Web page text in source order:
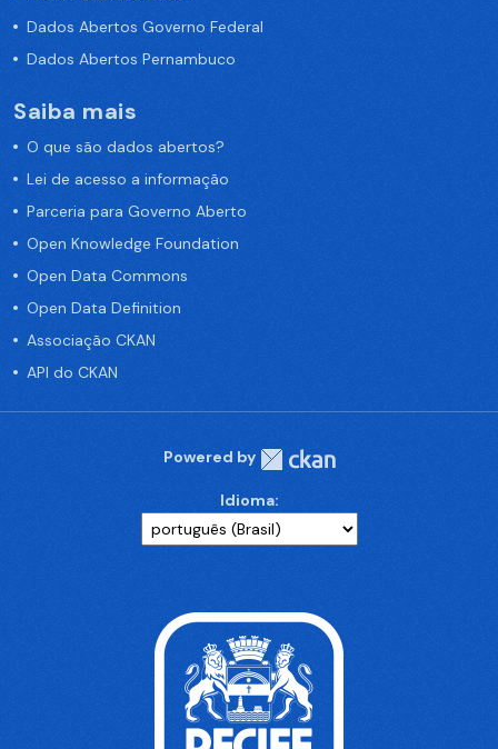
Dados Abertos Governo Federal
Dados Abertos Pernambuco
Saiba mais
O que são dados abertos?
Lei de acesso a informação
Parceria para Governo Aberto
Open Knowledge Foundation
Open Data Commons
Open Data Definition
Associação CKAN
API do CKAN
Powered by
Idioma